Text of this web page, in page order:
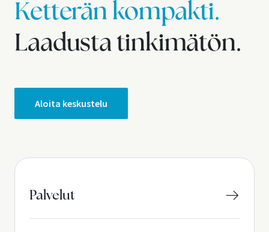
Ketterän kompakti.
Laadusta tinkimätön.
Aloita keskustelu
Palvelut